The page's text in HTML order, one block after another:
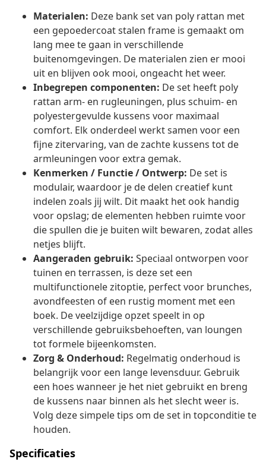
Materialen: Deze bank set van poly rattan met
een gepoedercoat stalen frame is gemaakt om
lang mee te gaan in verschillende
buitenomgevingen. De materialen zien er mooi
uit en blijven ook mooi, ongeacht het weer.
Inbegrepen componenten: De set heeft poly
rattan arm- en rugleuningen, plus schuim- en
polyestergevulde kussens voor maximaal
comfort. Elk onderdeel werkt samen voor een
fijne zitervaring, van de zachte kussens tot de
armleuningen voor extra gemak.
Kenmerken / Functie / Ontwerp: De set is
modulair, waardoor je de delen creatief kunt
indelen zoals jij wilt. Dit maakt het ook handig
voor opslag; de elementen hebben ruimte voor
die spullen die je buiten wilt bewaren, zodat alles
netjes blijft.
Aangeraden gebruik: Speciaal ontworpen voor
tuinen en terrassen, is deze set een
multifunctionele zitoptie, perfect voor brunches,
avondfeesten of een rustig moment met een
boek. De veelzijdige opzet speelt in op
verschillende gebruiksbehoeften, van loungen
tot formele bijeenkomsten.
Zorg & Onderhoud: Regelmatig onderhoud is
belangrijk voor een lange levensduur. Gebruik
een hoes wanneer je het niet gebruikt en breng
de kussens naar binnen als het slecht weer is.
Volg deze simpele tips om de set in topconditie te
houden.
Specificaties